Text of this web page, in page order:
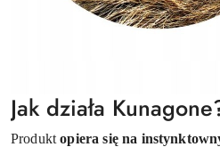
Jak działa
Produktopiera się na